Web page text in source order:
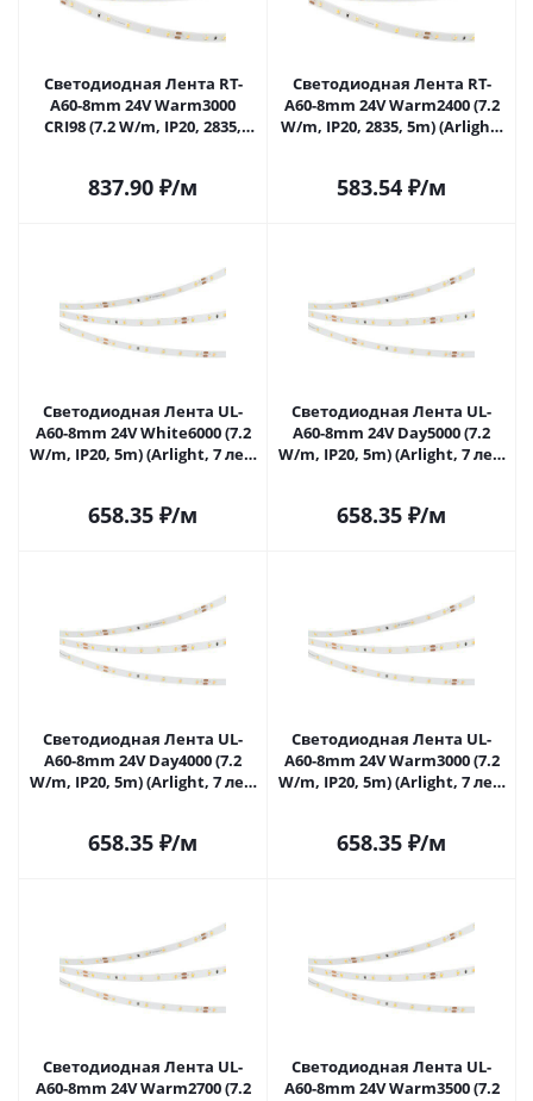
Светодиодная Лента RT-
A60-8mm 24V Warm3000
CRI98 (7.2 W/m, IP20, 2835,
837.90 ₽/м
Светодиодная Лента RT-
A60-8mm 24V Warm2400 (7.2
W/m, IP20, 2835, 5m) (Arlight,
583.54 ₽/м
Светодиодная Лента UL-
A60-8mm 24V White6000 (7.2
W/m, IP20, 5m) (Arlight, 7 лет)
658.35 ₽/м
Светодиодная Лента UL-
A60-8mm 24V Day5000 (7.2
W/m, IP20, 5m) (Arlight, 7 лет)
658.35 ₽/м
Светодиодная Лента UL-
A60-8mm 24V Day4000 (7.2
W/m, IP20, 5m) (Arlight, 7 лет)
658.35 ₽/м
Светодиодная Лента UL-
A60-8mm 24V Warm3000 (7.2
W/m, IP20, 5m) (Arlight, 7 лет)
658.35 ₽/м
Светодиодная Лента UL-
A60-8mm 24V Warm2700 (7.2
Светодиодная Лента UL-
A60-8mm 24V Warm3500 (7.2